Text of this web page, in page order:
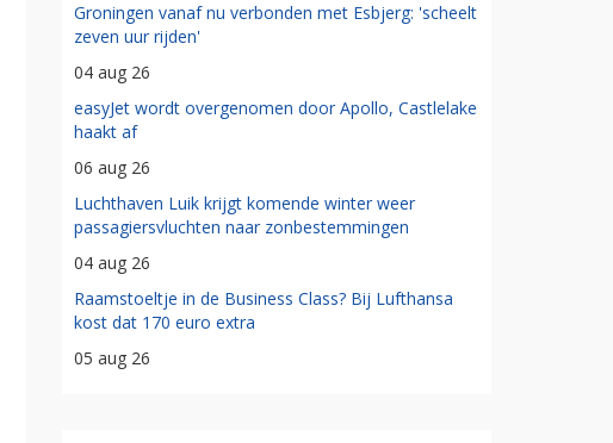
Groningen vanaf nu verbonden met Esbjerg: 'scheelt
zeven uur rijden'
04 aug 26
easyJet wordt overgenomen door Apollo, Castlelake
haakt af
06 aug 26
Luchthaven Luik krijgt komende winter weer
passagiersvluchten naar zonbestemmingen
04 aug 26
Raamstoeltje in de Business Class? Bij Lufthansa
kost dat 170 euro extra
05 aug 26